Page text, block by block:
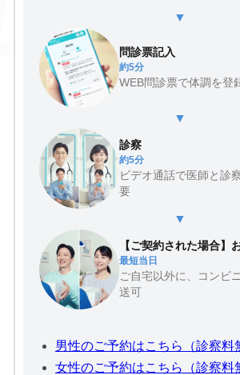
▼
問診票記入
約5分
WEB問診票で体調を登
▼
診察
約5分
ビデオ通話で医師と診
要
▼
【ご契約された場合】
最短当日
ご自宅以外に、コンビ
送可
男性のご予約はこちら（診察料
女性のご予約はこちら（診察料